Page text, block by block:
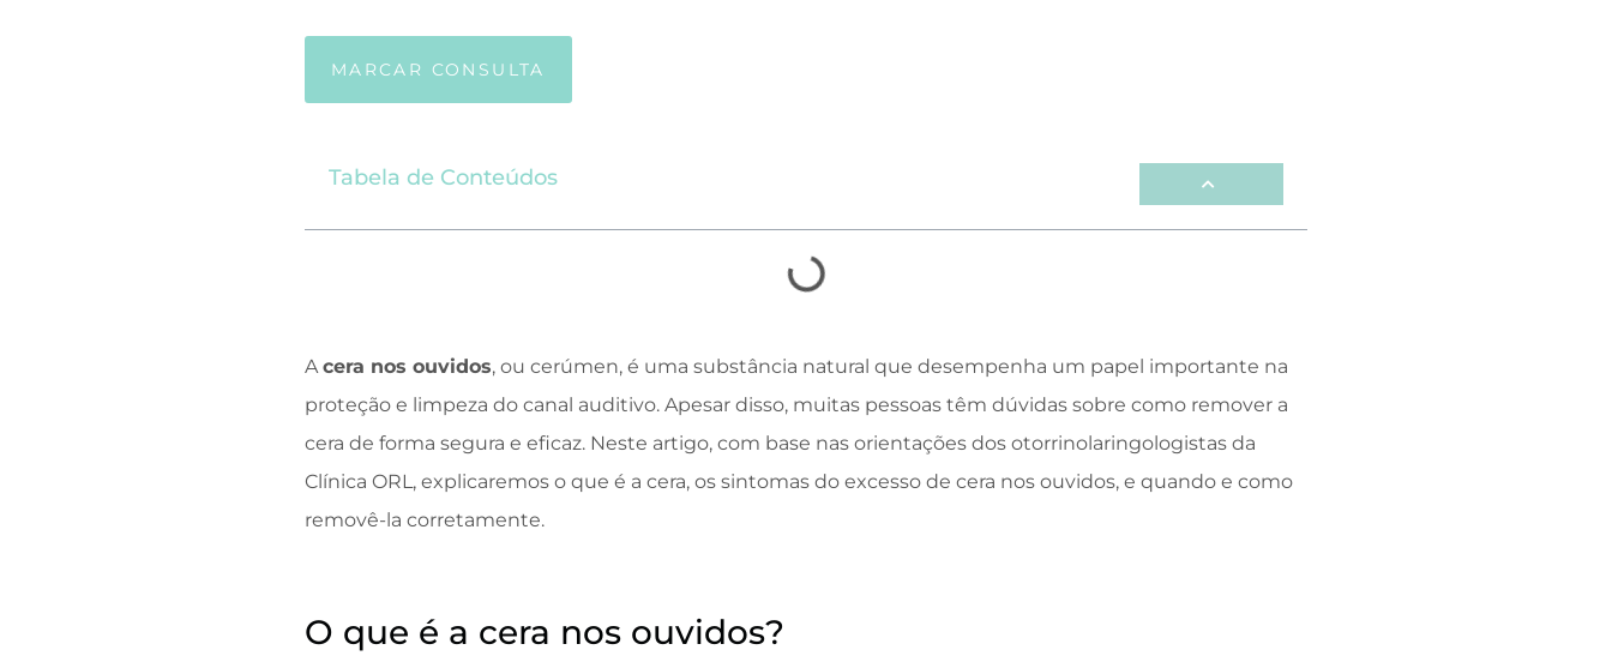
MARCAR CONSULTA
Tabela de Conteúdos
Acera nos ouvidos, ou cerúmen, é uma substância natural que desempenha um papel importante na
proteção e limpeza do canal auditivo. Apesar disso, muitas pessoas têm dúvidas sobre como remover a
cera de forma segura e eficaz. Neste artigo, com base nas orientações dos otorrinolaringologistas da
Clínica ORL, explicaremos o que é a cera, os sintomas do excesso de cera nos ouvidos, e quando e como
removê-la corretamente.
O que é a cera nos ouvidos?